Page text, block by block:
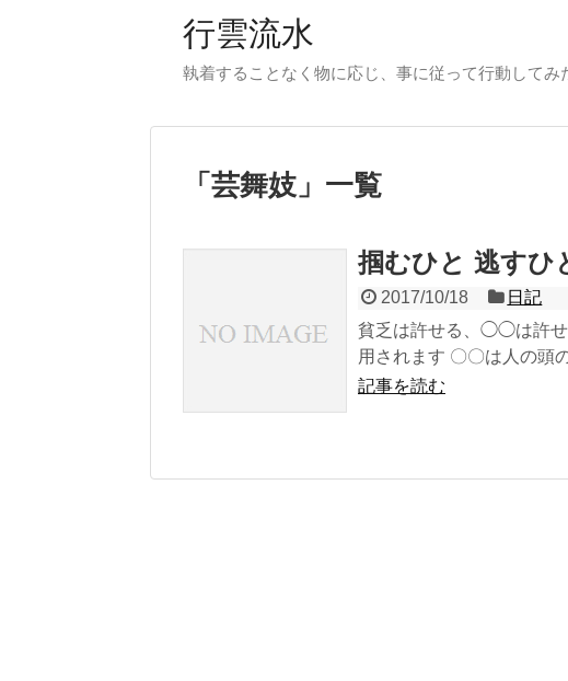
行雲流水
執着することなく物に応じ、事に従って行動してみ
「 芸舞妓」 一覧
掴むひと 逃すひ
2017/10/18
日記
貧乏は許せる、◯◯は許せ
用されます 〇〇は人の頭
記事を読む